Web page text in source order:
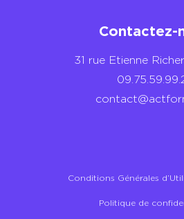
Contactez-
31 rue Etienne
Conditions Générales
Politique de